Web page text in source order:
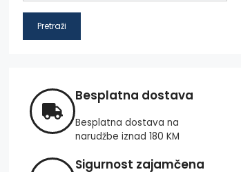
Pretraži
Besplatna dostava
Besplatna dostava na
narudžbe iznad 180 KM
Sigurnost zajamčena